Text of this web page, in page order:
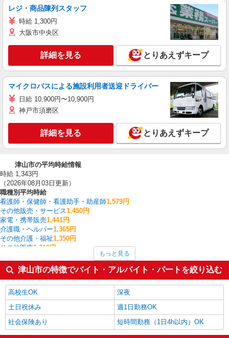
レジ・商品陳列スタッフ
時給 1,300円
大阪市中央区
詳細を見る とりあえずキープ
マイクロバスによる施設利用者送迎ドライバー
日給 10,900円〜10,900円
神戸市須磨区
詳細を見る とりあえずキープ
津山市の平均時給情報
時給 1,343円
（2026年08月03日更新）
職種別平均時給
看護師・保健師・看護助手・助産師1,579円
その他販売・サービス1,450円
家電・携帯販売1,441円
介護職・ヘルパー1,365円
その他介護・福祉1,350円
その他医療1,310円
フォークリフト1,300円
食品製造・加工 1,290円
入出庫・商品管理・検品・検査1,242円
津山市の他の職種の平均時給を見る
もっと見る
津山市の特徴でバイト・アルバイト・パートを絞り込む
高校生OK
深夜
土日祝休み
週1日勤務OK
社会保険あり
短時間勤務（1日4h以内）OK